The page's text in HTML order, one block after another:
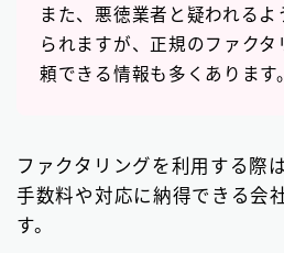
また、悪徳業者と疑われる
られますが、正規のファク
頼できる情報も多くあります
ファクタリングを利用する際
手数料や対応に納得できる会
す。